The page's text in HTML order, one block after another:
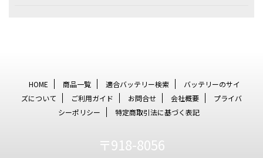
HOME 商品一覧 適合バッテリー検索
バッテリーのサイ
ズについて
ご利用ガイド お問合せ 会社概要
プライバ
シーポリシー
特定商取引法に基づく表記
〒918-8056